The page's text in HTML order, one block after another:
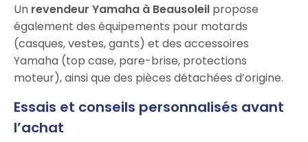
Un revendeur Yamaha à Beausoleil propose
également des équipements pour motards
(casques, vestes, gants) et des accessoires
Yamaha (top case, pare-brise, protections
moteur), ainsi que des pièces détachées d’origine.
Essais et conseils personnalisés avant
l’achat